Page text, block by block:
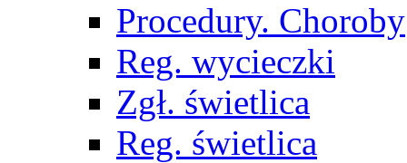
Procedury. Choroby
Reg. wycieczki
Zgł. świetlica
Reg. świetlica